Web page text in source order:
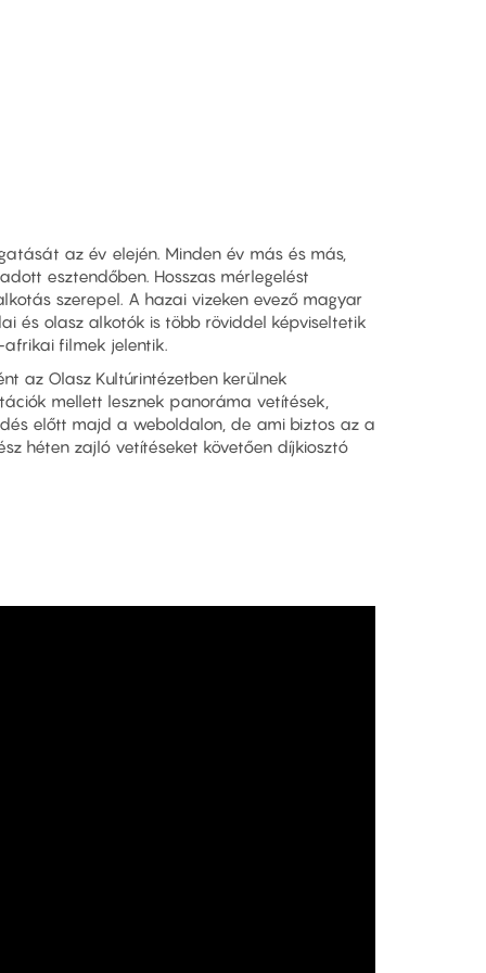
az év elején. Minden év más és más,
esztendőben. Hosszas mérlegelést
szerepel. A hazai vizeken evező magyar
és olasz alkotók is több röviddel képviseltetik
filmek jelentik.
az Olasz Kultúrintézetben kerülnek
mellett lesznek panoráma vetítések,
előtt majd a weboldalon, de ami biztos az a
héten zajló vetítéseket követően díjkiosztó